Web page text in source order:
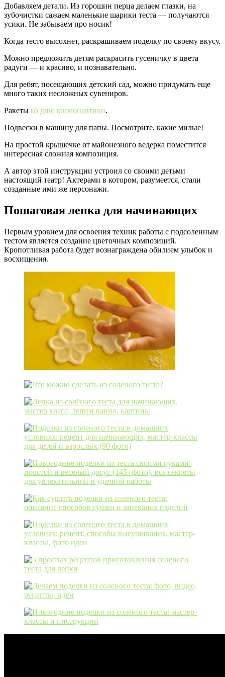
Добавляем детали. Из горошин перца делаем глазки, на
зубочистки сажаем маленькие шарики теста — получаются
усики. Не забываем про носик!
Когда тесто высохнет, раскрашиваем поделку по своему вкусу.
Можно предложить детям раскрасить гусеничку в цвета
радуги — и красиво, и познавательно.
Для ребят, посещающих детский сад, можно придумать еще
много таких несложных сувениров.
Ракеты ко дню космонавтики.
Подвески в машину для папы. Посмотрите, какие милые!
На простой крышечке от майонезного ведерка поместится
интересная сложная композиция.
А автор этой инструкции устроил со своими детьми
настоящий театр! Актерами в котором, разумеется, стали
созданные ими же персонажи.
Пошаговая лепка для начинающих
Первым уровнем для освоения техник работы с подсоленным
тестом является создание цветочных композиций.
Кропотливая работа будет вознаграждена обилием улыбок и
восхищения.